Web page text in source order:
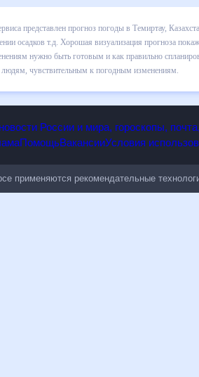
сервиса представлен прогноз
все сведения по дневной
понять, какая будет погода в